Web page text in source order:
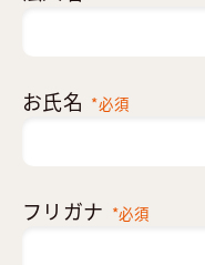
お氏名 *必須
フリガナ *必須